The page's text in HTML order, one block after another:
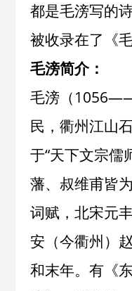
都是毛滂写的
被收录在了《
毛滂简介：
毛滂（
民，衢州江山
于“天下文宗儒
藩、叔维甫皆
词赋，北宋元
安（今衢州）
和末年。有《